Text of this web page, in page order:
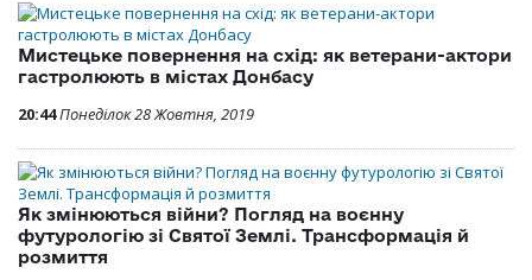
Мистецьке повернення на схід: як ветерани-актори
гастролюють в містах Донбасу
20:44Понеділок 28 Жовтня, 2019
Як змінюються війни? Погляд на воєнну
футурологію зі Святої Землі. Трансформація й
розмиття